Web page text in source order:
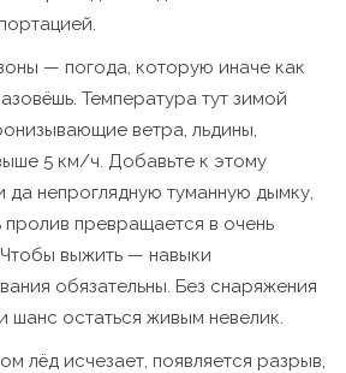
— погода, которую иначе как
Температура тут зимой
ветра, льдины,
5 км/ч. Добавьте к этому
да непроглядную туманную дымку,
пролив превращается в очень
выжить — навыки
обязательны. Без снаряжения
шанс остаться живым невелик.
лёд исчезает, появляется разрыв,